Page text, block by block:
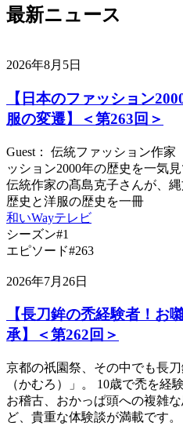
最新ニュース
2026年8月5日
【日本のファッション
服の変遷】＜第263回＞
Guest： 伝統ファッション作
ッション2000年の歴史を一気
伝統作家の髙島克子さんが、
歴史と洋服の歴史を一冊
和いWayテレビ
シーズン#1
エピソード#263
2026年7月26日
【長刀鉾の禿経験者！お
承】＜第262回＞
京都の祇園祭、その中でも長
（かむろ）」。 10歳で禿を経
お稽古、おかっぱ頭への複雑
ど、貴重な体験談が満載です。